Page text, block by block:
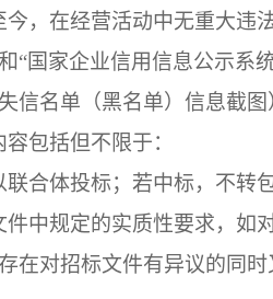
，在经营活动中无重大违
“国家企业信用信息公示系
信名单（黑名单）信息截图
包括但不限于：
合体投标；若中标，不转
中规定的实质性要求，如
在对招标文件有异议的同